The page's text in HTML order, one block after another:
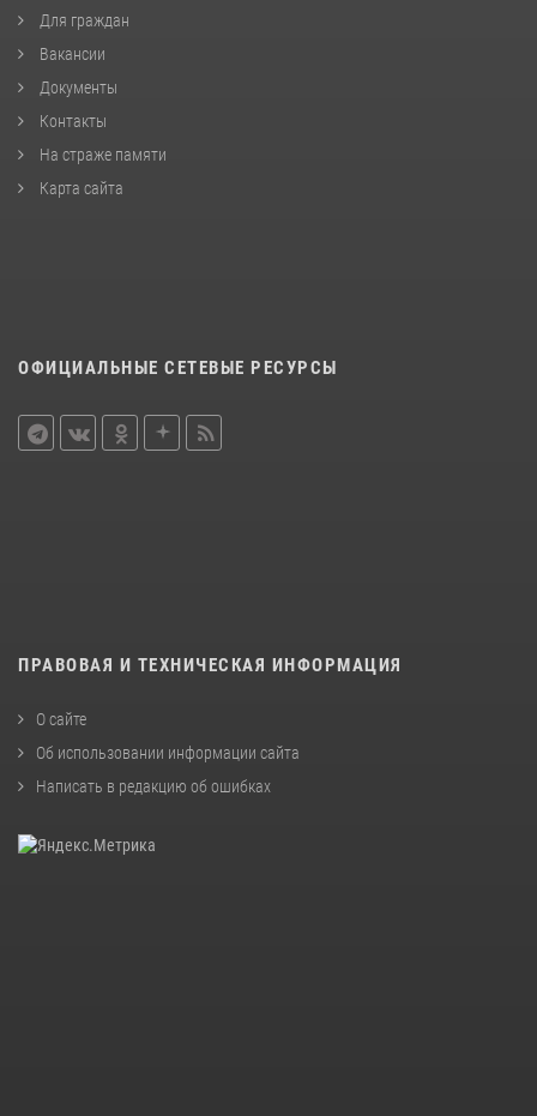
Для граждан
Вакансии
Документы
Контакты
На страже памяти
Карта сайта
ОФИЦИАЛЬНЫЕ СЕТЕВЫЕ РЕСУРСЫ
ПРАВОВАЯ И ТЕХНИЧЕСКАЯ ИНФОРМАЦИЯ
О сайте
Об использовании информации сайта
Написать в редакцию об ошибках